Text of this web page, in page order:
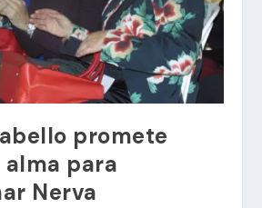
promete
para
Nerva